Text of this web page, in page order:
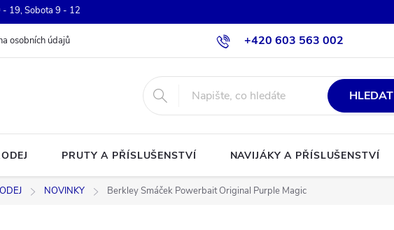
- 19, Sobota 9 - 12
+420 603 563 002
osobních údajů
HLEDAT
PRUTY A PŘÍSLUŠENSTVÍ NAVIJÁKY A PŘÍSLUŠENSTVÍ
NOVINKY Berkley Smáček Powerbait Original Purple Magic